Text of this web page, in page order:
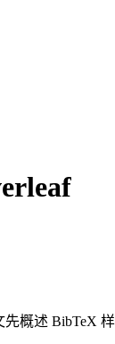
概述 BibTeX